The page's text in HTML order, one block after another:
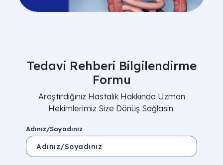
Tedavi Rehberi Bilgilendirme
Formu
Araştırdığınız Hastalık Hakkında Uzman
Hekimlerimiz Size Dönüş Sağlasın.
Adınız/Soyadınız